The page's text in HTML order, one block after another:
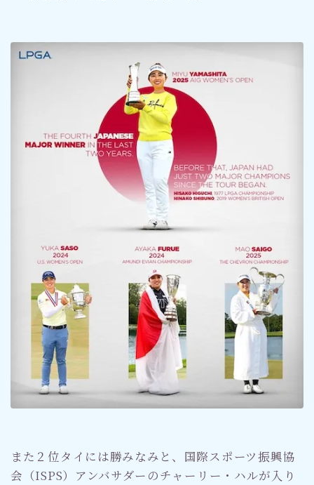
また２位タイには勝みなみと、国際スポーツ振興協
会（ISPS）アンバサダーのチャーリー・ハルが入り